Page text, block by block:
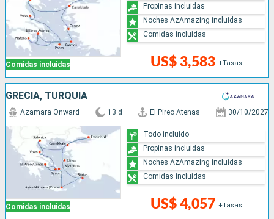
Comidas incluidas US$ 3,583 +Tasas
Propinas incluidas
Noches AzAmazing incluidas
Comidas incluidas
GRECIA, TURQUÍA
Comidas incluidas
Azamara Onward 13 d El Pireo Atenas 30/10/2027
US$ 4,057 +Tasas
Todo incluido
Propinas incluidas
Noches AzAmazing incluidas
Comidas incluidas